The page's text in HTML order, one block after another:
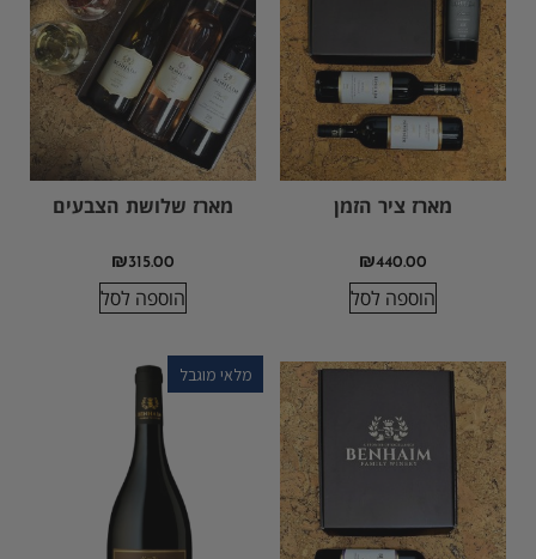
מארז ציר הזמן
₪440.00
הוספה לסל
מארז שלושת הצבעים
₪315.00
הוספה לסל
מלאי מוגבל